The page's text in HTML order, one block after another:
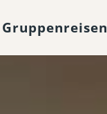
Gruppenreisen